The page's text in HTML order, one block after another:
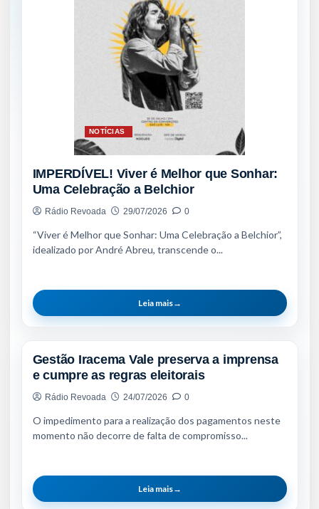
NOTÍCIAS
IMPERDÍVEL! Viver é Melhor que Sonhar:
Uma Celebração a Belchior
Rádio Revoada 29/07/2026 0
“Viver é Melhor que Sonhar: Uma Celebração a Belchior”,
idealizado por André Abreu, transcende o...
Leia mais→
NOTÍCIAS
Gestão Iracema Vale preserva a imprensa
e cumpre as regras eleitorais
Rádio Revoada 24/07/2026 0
O impedimento para a realização dos pagamentos neste
momento não decorre de falta de compromisso...
Leia mais→
NOTÍCIAS